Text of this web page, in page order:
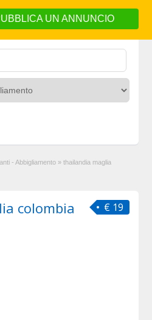
UN ANNUNCIO
- Abbigliamento » thailandia maglia
€ 19
colombia